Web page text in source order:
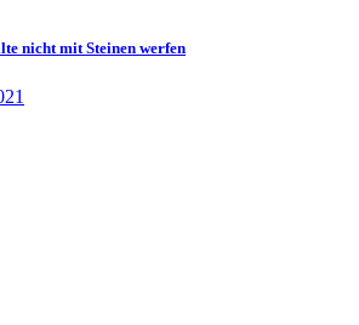
nicht mit Steinen werfen